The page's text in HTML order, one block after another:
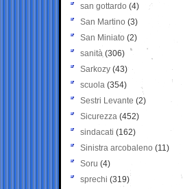
san gottardo (4)
San Martino (3)
San Miniato (2)
sanità (306)
Sarkozy (43)
scuola (354)
Sestri Levante (2)
Sicurezza (452)
sindacati (162)
Sinistra arcobaleno (11)
Soru (4)
sprechi (319)